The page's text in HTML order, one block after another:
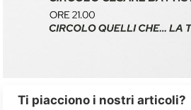
Ti piacciono i nostri articoli?